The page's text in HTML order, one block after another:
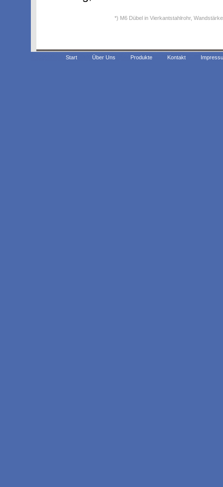
*) M6 Dübel in Vierkantstahlrohr,
Start Über Uns Produkte Kontakt